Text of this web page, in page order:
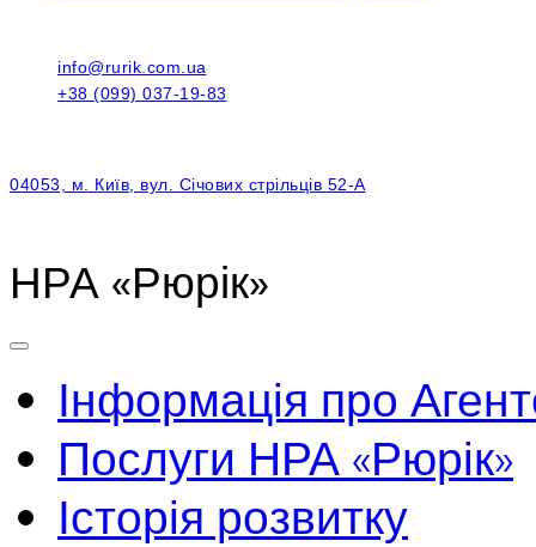
info@rurik.com.ua
+38 (099) 037-19-83
04053, м. Київ, вул. Січових стрільців 52-А
НРА «Рюрік»
Інформація про
Послуги НРА «Рюрік»
Історія розвитку